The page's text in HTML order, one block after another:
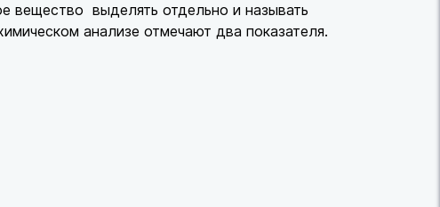
вещество выделять отдельно и называть
анализе отмечают два показателя.